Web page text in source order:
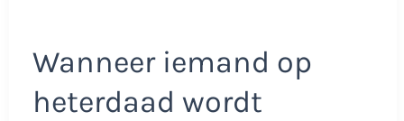
Wanneer iemand op
heterdaad wordt